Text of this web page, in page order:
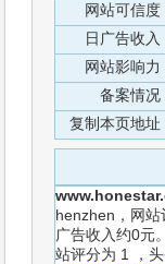
网站可信度
日广告收入
网站影响力
备案情况
复制本页地址
henzhen，网
广告收入约0元
站评分为 1 ，